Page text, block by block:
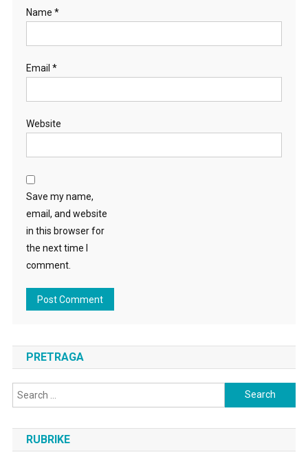
Name *
Email *
Website
Save my name,
email, and website
in this browser for
the next time I
comment.
PRETRAGA
Search
for:
RUBRIKE